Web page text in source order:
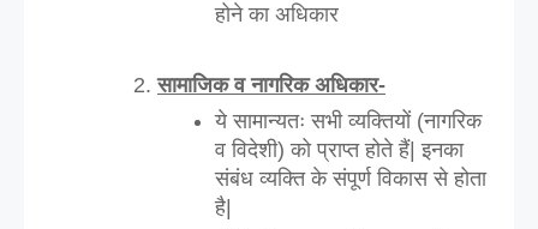
होने का अधिकार
सामाजिक व नागरिक अधिकार-
ये सामान्यतः सभी व्यक्तियों (नागरिक
व विदेशी) को प्राप्त होते हैं| इनका
संबंध व्यक्ति के संपूर्ण विकास से होता
है|